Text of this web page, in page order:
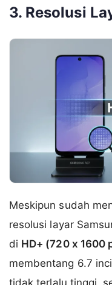
3. Resolusi
Meskipun sudah
resolusi layar
di HD+ (720 x 1600
membentang 6.7
tidak terlalu tinggi,